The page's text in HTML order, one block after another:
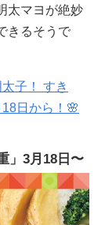
太マヨが絶妙
きるそうで
子！ すき
日から！🌸
」3月18日〜